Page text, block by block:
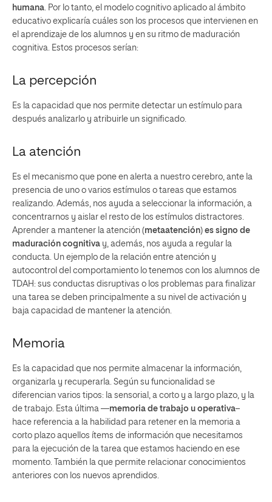
humana. Por lo tanto, el modelo cognitivo aplicado al ámbito
educativo explicaría cuáles son los procesos que intervienen en
el aprendizaje de los alumnos y en su ritmo de maduración
cognitiva. Estos procesos serían:
La percepción
Es la capacidad que nos permite detectar un estímulo para
después analizarlo y atribuirle un significado.
La atención
Es el mecanismo que pone en alerta a nuestro cerebro, ante la
presencia de uno o varios estímulos o tareas que estamos
realizando. Además, nos ayuda a seleccionar la información, a
concentrarnos y aislar el resto de los estímulos distractores.
Aprender a mantener la atención (metaatención) es signo de
maduración cognitiva y, además, nos ayuda a regular la
conducta. Un ejemplo de la relación entre atención y
autocontrol del comportamiento lo tenemos con los alumnos de
TDAH: sus conductas disruptivas o los problemas para finalizar
una tarea se deben principalmente a su nivel de activación y
baja capacidad de mantener la atención.
Memoria
Es la capacidad que nos permite almacenar la información,
organizarla y recuperarla. Según su funcionalidad se
diferencian varios tipos: la sensorial, a corto y a largo plazo, y la
de trabajo. Esta última —memoria de trabajo u operativa–
hace referencia a la habilidad para retener en la memoria a
corto plazo aquellos ítems de información que necesitamos
para la ejecución de la tarea que estamos haciendo en ese
momento. También la que permite relacionar conocimientos
anteriores con los nuevos aprendidos.